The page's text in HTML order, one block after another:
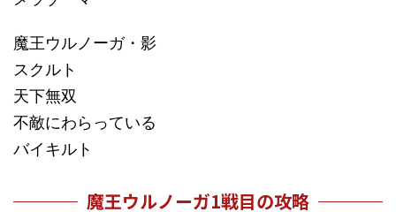
魔王ウルノーガ・影
スクルト
天下無双
不敵にわらっている
バイキルト
魔王ウルノーガ1戦目の攻略